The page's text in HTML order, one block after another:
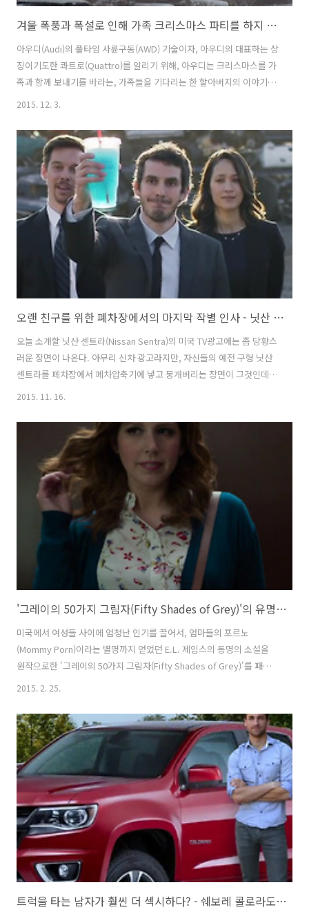
겨울 폭풍과 폭설로 인해 가족 크리스마스 파티를 하지 못하게 된 할아버지의 사연, 아우디(Audi)의 사륜구동 콰트로(Quattro) TV광고 '예보(The Forecast)편' [한글자막]
아우디(Audi)의 풀타임 사륜구동(AWD) 기술이자, 아우디의 대표하는 상
징이기도한 콰트로(Quattro)를 알리기 위해, 아우디는 크리스마스를 가
족과 함께 보내기를 바라는, 가족들을 기다리는 한 할아버지의 이야기를
담았다. 동부해안을 따라 겨울 폭풍이 들이닥쳐, 항공편과 도로가 모두
습과, 콰트로 기술 덕에 그 눈길을 헤치고 할아버지를 찾아온 가족의 모
습을 통해. 콰트로의 기술을 담담하게 보여주고 있다. 뭐 특별한 크리에
이티브는 아니지만, 분위기가 마음에 들어서 포스팅해 봤다. 그나저나,
가족들이 못올 것 같으면 확인 전화를 하시지.. 전기 끊긴다고 전화도 끊
기는건 아닐텐데, 할아버지가 070 인터넷 전화를 쓰시나;; 겨울 폭풍과
폭..
2015. 12. 3.
오랜 친구를 위한 폐차장에서의 마지막 작별 인사 - 닛산 센트라(Nissan Sentra)의 TV광고, '일깨움(Wake)'편 [한글자막]
오늘 소개할 닛산 센트라(Nissan Sentra)의 미국 TV광고에는 좀 당황스
러운 장면이 나온다. 아무리 신차 광고라지만, 자신들의 예전 구형 닛산
센트라를 폐차장에서 폐차압축기에 넣고 뭉개버리는 장면이 그것인데,
사실, 광고대행사의 입장에서 팔기도 쉽지 않았을 것 같고, 광고주의 입
떠나보내는듯, 장례식에나 갈 것 같은 옷차림으로 폐차장에 나타난 네 명
의 친구들. 알고보니 남자 주인공의 (베티라는 이름의) 구형 닛산 센트라
을 폐차시키기전 작별인사를 하러 모인 상황인데, 많은 추억이 깃든 구형
닛산 센트라를 폐차시키고, 바로 새로운 닛산 센트라를 즐겁게 타고 간다
는... 다소 황당한 내용. 크리에이티브가 맘에 든다기 보단, 자사 제..
2015. 11. 16.
'그레이의 50가지 그림자(Fifty Shades of Grey)'의 유명한 엘리베이터씬을 SNL의 바네사 바이엘(Vanessa Bayer)이 패러디한, 아우디(Audi)의 타이인(Tie-In) 바이럴 필름(Viral Film) - '엘리베이터 씬(Elevator Scene..
미국에서 여성들 사이에 엄청난 인기를 끌어서, 엄마들의 포르노
(Mommy Porn)이라는 별명까지 얻었던 E.L. 제임스의 동명의 소설을
원작으로한 '그레이의 50가지 그림자(Fifty Shades of Grey)'를 패러
디한 바이럴 필름이 나왔다. 극중에서 남자 주인공인 재력가 그레이가 여
다는데, 그 때문인진 모르겠지만, 이 패러디 필름을 제작한 브랜드는 아
우디(Audi). 주연은 SNL에서 코믹한 연기를 많이 하고 있는, 코미디언
바네사 바이엘(Vanessa Bayer)이 맡았다. 다소 선정적인 내용을 담고
있지만, 뭐 원작이 워낙 선정적이니-_ - 패러디도 그럴 수 밖에. 자막을
만들면서 주석을 너무 친절하게 달았나.. 잠깐 ..
2015. 2. 25.
트럭을 타는 남자가 훨씬 더 섹시하다? - 쉐보레 콜로라도(Chevrolet Colorado)의 바이럴 필름, '포커스 그룹(Focus Groups)'편 [한글자막]